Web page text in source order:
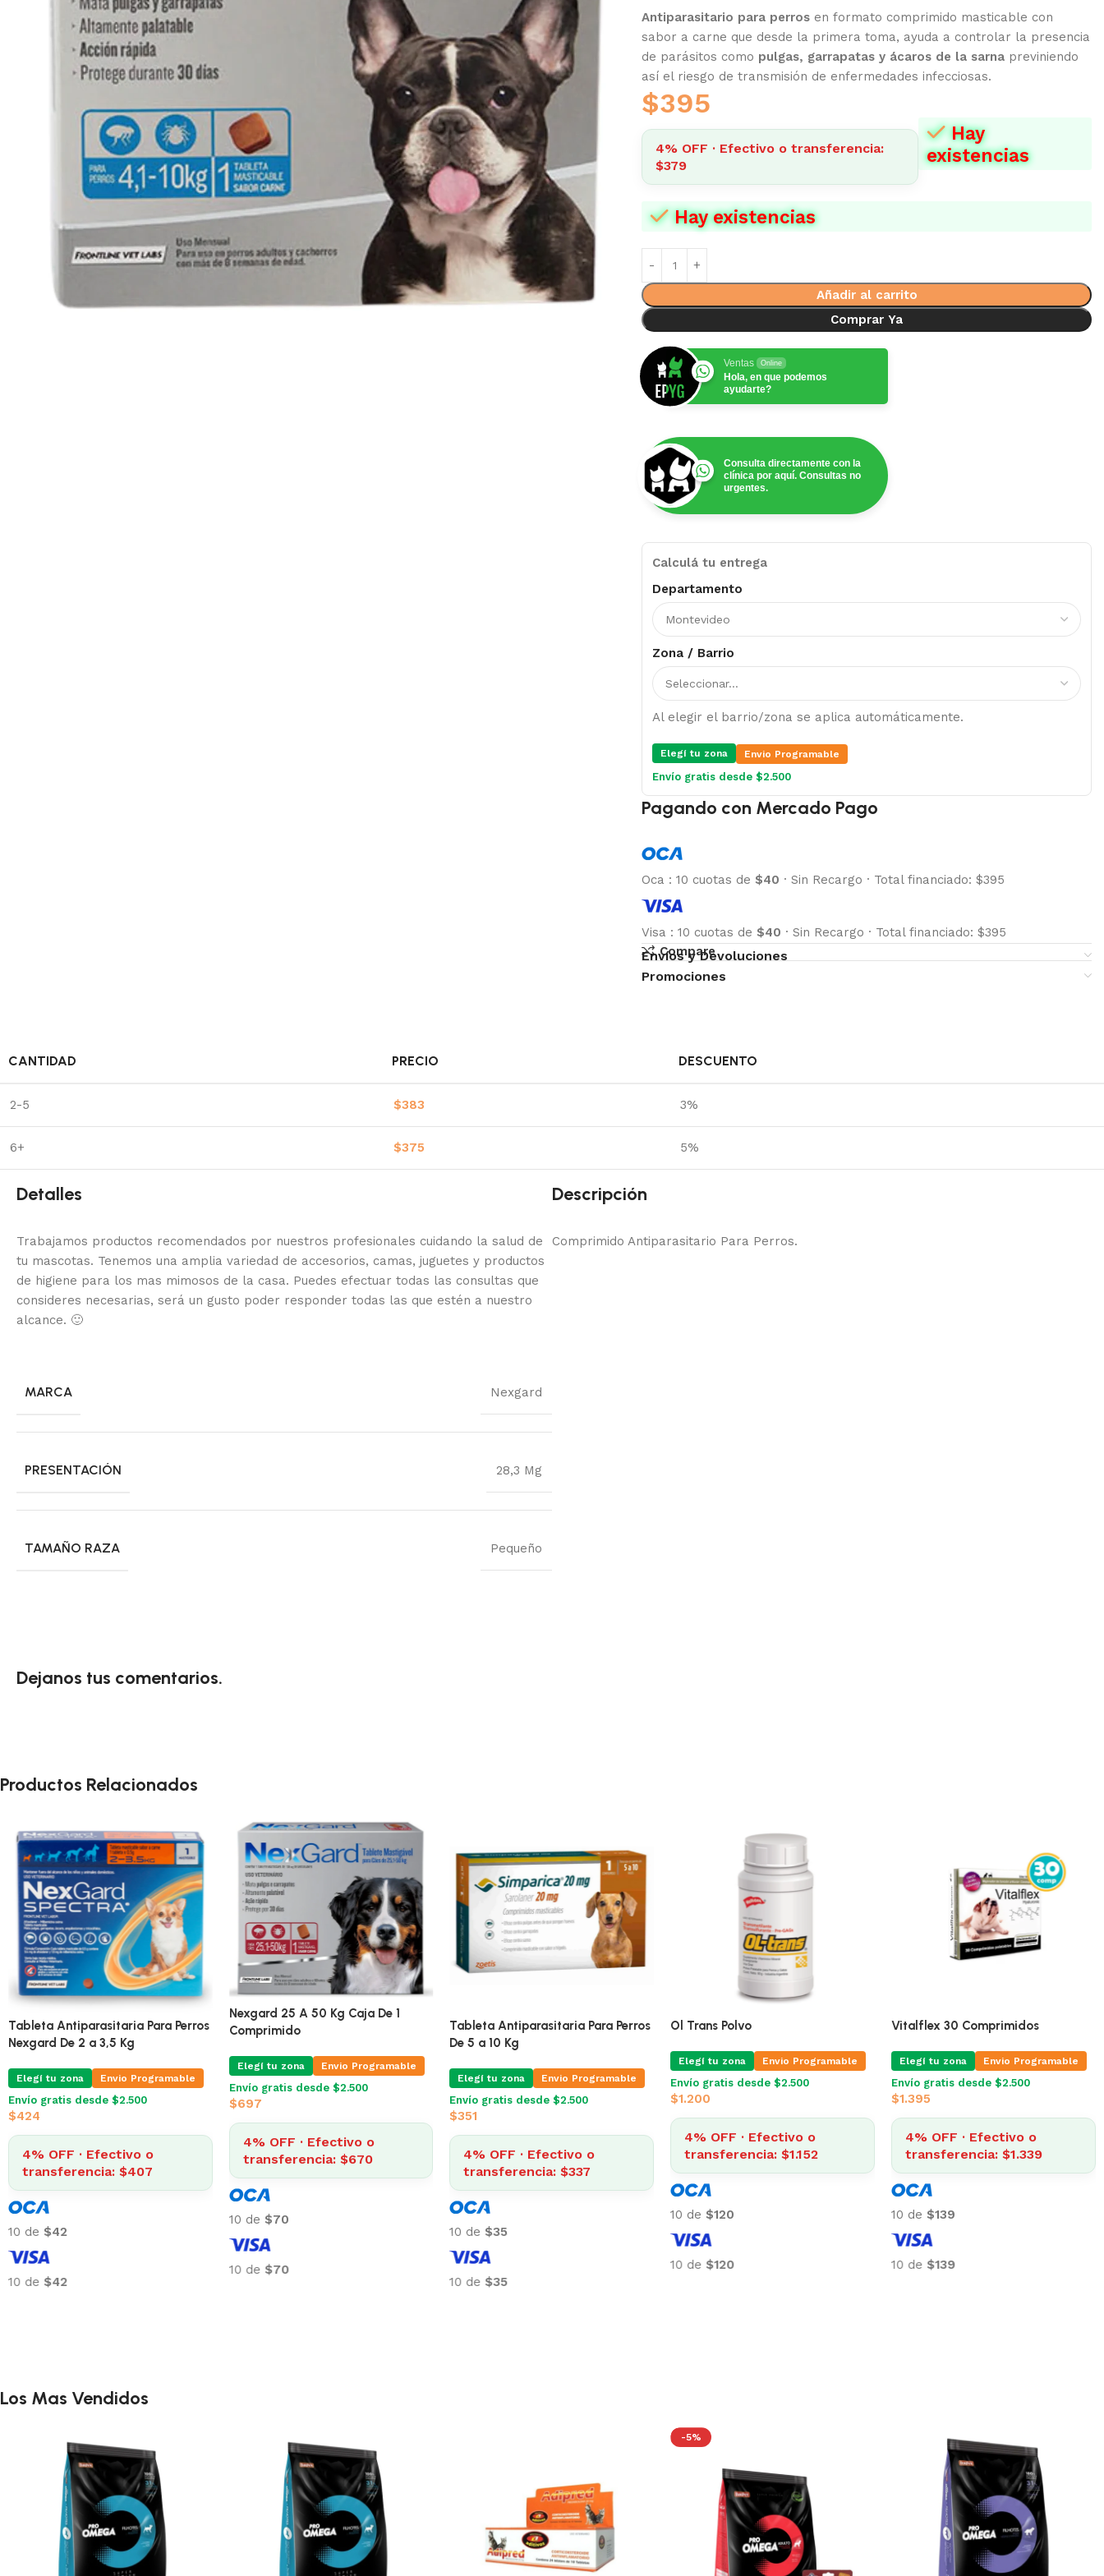
Antiparasitario para perros en formato comprimido masticable con
sabor a carne que desde la primera toma, ayuda a controlar la presencia
de parásitos como pulgas, garrapatas y ácaros de la sarna previniendo
así el riesgo de transmisión de enfermedades infecciosas.
$395
4% OFF · Efectivo o transferencia:
$379
Hay
existencias
Hay existencias
Añadir al carrito
Comprar Ya
Ventas Online
Hola, en que podemos
ayudarte?
Consulta directamente con la
clínica por aquí. Consultas no
urgentes.
Calculá tu entrega
Departamento
Zona / Barrio
Al elegir el barrio/zona se aplica automáticamente.
Elegí tu zona Envio Programable
Envío gratis desde $2.500
Pagando con Mercado Pago
Oca : 10 cuotas de $40 · Sin Recargo · Total financiado: $395
Visa : 10 cuotas de $40 · Sin Recargo · Total financiado: $395
Compare
Envíos y Devoluciones
Promociones
CANTIDAD PRECIO DESCUENTO
2-5 $383 3%
6+ $375 5%
Detalles
Trabajamos productos recomendados por nuestros profesionales cuidando la salud de
tu mascotas. Tenemos una amplia variedad de accesorios, camas, juguetes y productos
de higiene para los mas mimosos de la casa. Puedes efectuar todas las consultas que
consideres necesarias, será un gusto poder responder todas las que estén a nuestro
alcance. 🙂
MARCA Nexgard
PRESENTACIÓN 28,3 Mg
TAMAÑO RAZA Pequeño
Descripción
Comprimido Antiparasitario Para Perros.
Dejanos tus comentarios.
Productos Relacionados
Tableta Antiparasitaria Para Perros
Nexgard De 7,6 a 15 Kg
Elegí tu zona Envio Programable
Envío gratis desde $2.500
$693
4% OFF · Efectivo o
transferencia: $665
10 de $69
10 de $69
Tableta Antiparasitaria Para Perros
Nexgard De 2 a 3,5 Kg
Elegí tu zona Envio Programable
Envío gratis desde $2.500
4% OFF · Efectivo o
Comprimido
Envío gratis desde $2.500
$697
transferencia: $670
Tableta Antiparasitaria Para Perros
Elegí tu zona Envio Programable
Envío gratis desde $2.500
$351
4% OFF · Efectivo o
transferencia: $337
10 de$35
Ol Trans Polvo
Elegí tu zona Envio Programable
Envío gratis desde $2.500
$1.200
4% OFF · Efectivo o
transferencia: $1.152
10 de $120
10 de $120
Los Mas Vendidos
-5%